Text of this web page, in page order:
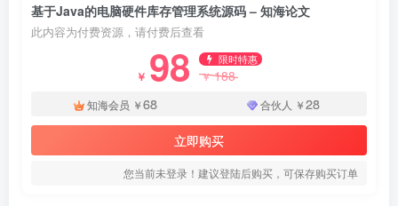
基于Java的电脑硬件库存管理系统源码 – 知海论文
此内容为付费资源，请付费后查看
￥ 98 限时特惠
￥188
知海会员 ￥68 合伙人 ￥28
立即购买
您当前未登录！建议登陆后购买，可保存购买订单